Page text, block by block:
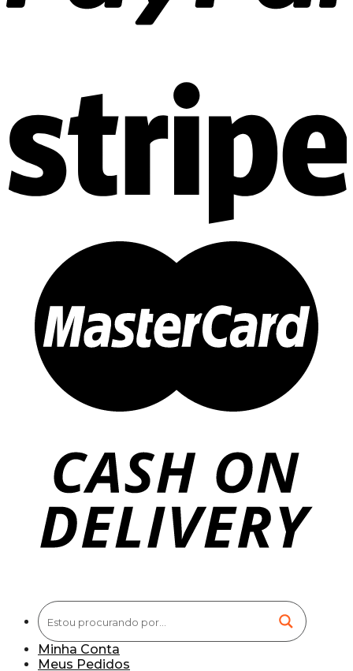
Minha Conta
Meus Pedidos